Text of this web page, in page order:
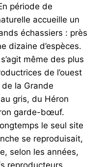
période de
accueille un
échassiers : près
dizaine d’espèces.
même des plus
de l’ouest
de la Grande
gris, du Héron
garde-bœuf.
le seul site
se reproduisait,
selon les années,
reproducteurs